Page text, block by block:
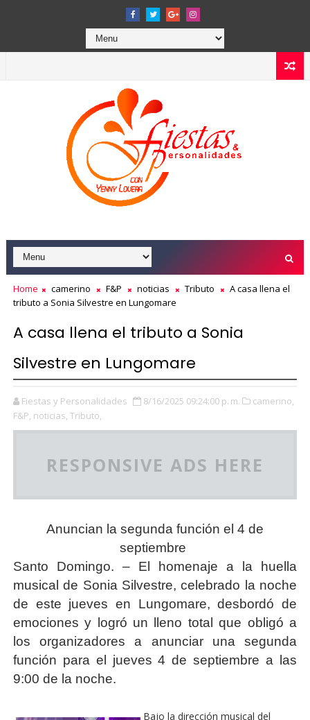
Home camerino F&P noticias Tributo
A casa llena el
tributo a Sonia Silvestre en Lungomare
A casa llena el tributo a Sonia
Silvestre en Lungomare
Fiestas y Personalidades 8/16/2025 09:24:00 p. m.
camerino,
F&P, noticias, Tributo,
RESPONSIVE ADS HERE
Anuncian la segunda función el 4 de
septiembre
Santo Domingo. – El homenaje a la huella
musical de Sonia Silvestre, celebrado la noche
de este jueves en Lungomare, desbordó de
emociones y logró un lleno total que obligó a
los organizadores a anunciar una segunda
función para el jueves 4 de septiembre a las
9:00 de la noche.
Bajo la dirección musical del